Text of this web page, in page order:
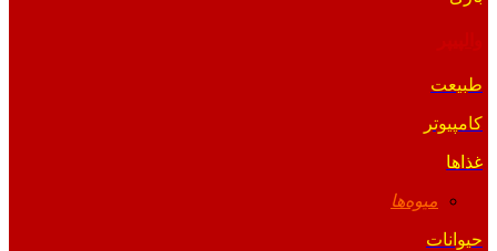
طبیعت
کامپیوتر
غذاها
میوه‌ها
حیوانات